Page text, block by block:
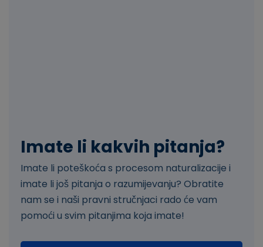
Imate li kakvih pitanja?
Imate li poteškoća s procesom naturalizacije i
imate li još pitanja o razumijevanju? Obratite
nam se i naši pravni stručnjaci rado će vam
pomoći u svim pitanjima koja imate!